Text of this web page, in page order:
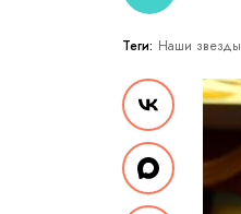
Теги: Наши звезды